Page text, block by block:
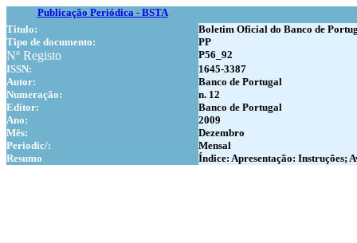
Publicação Periódica - BSTA
Titulo:
Boletim Oficial do Banco de
Tipo de documento:
PP
Nº Registo
P56_92
ISSN:
1645-3387
Autor:
Banco de Portugal
Numeração:
n. 12
Editor:
Banco de Portugal
Ano:
2009
Mês:
Dezembro
Periodic/:
Mensal
Resumo
Índice: Apresentação: Instruções;